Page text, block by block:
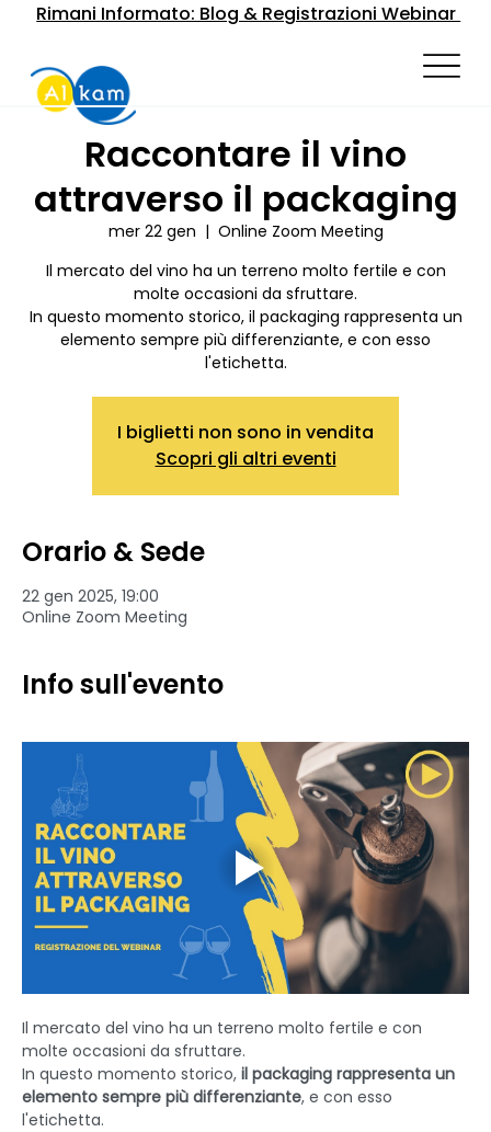
Rimani Informato: Blog & Registrazioni Webinar
Raccontare il vino
attraverso il packaging
mer 22 gen
  |
Online Zoom Meeting
Il mercato del vino ha un terreno molto fertile e con
molte occasioni da sfruttare.
In questo momento storico, il packaging rappresenta un
elemento sempre più differenziante, e con esso
l'etichetta.
I biglietti non sono in vendita
Scopri gli altri eventi
Orario & Sede
22 gen 2025, 19:00
Online Zoom Meeting
Info sull'evento
Il mercato del vino ha un terreno molto fertile e con
molte occasioni da sfruttare.
In questo momento storico, il packaging rappresenta un
elemento sempre più differenziante, e con esso
l'etichetta.